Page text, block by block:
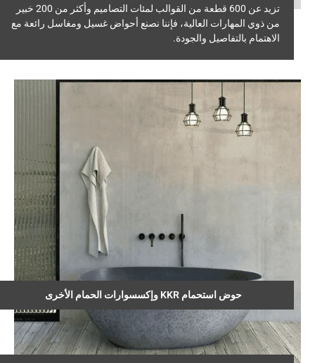
تزيد عن 600 قطعة من القوالب لمئات التصاميم وأكثر من 200 خبير
من ذوي المهارات العالية، فإننا نصنع أحواض غسيل ومغاسل رائعة مع
الاهتمام بالتفاصيل والجودة.
حوض استحمام KKR وإكسسوارات الحمام الأخرى